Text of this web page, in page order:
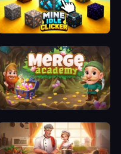
Mine Idle Clicker
Merge Academy